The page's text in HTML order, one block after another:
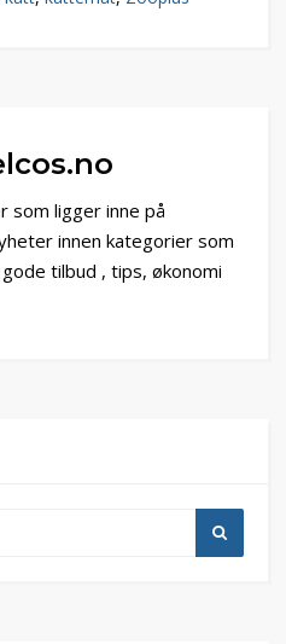
som ligger inne på
innen kategorier som
tilbud , tips, økonomi